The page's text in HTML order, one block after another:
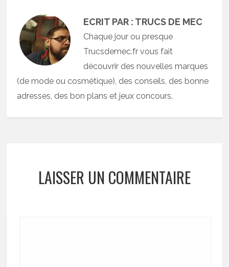
ECRIT PAR : TRUCS DE MEC
Chaque jour ou presque
Trucsdemec.fr vous fait
découvrir des nouvelles marques
(de mode ou cosmétique), des conseils, des bonne
adresses, des bon plans et jeux concours.
LAISSER UN COMMENTAIRE